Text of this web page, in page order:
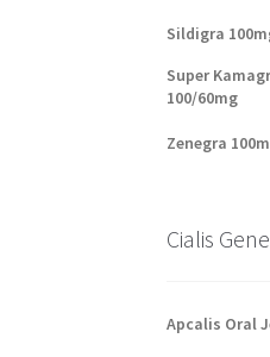
Sildigra
Super
100/60mg
Zenegra
Cialis
Apcalis Oral